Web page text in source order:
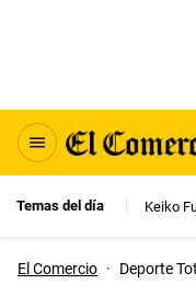
Temas del día Keiko
El Comercio · Deporte